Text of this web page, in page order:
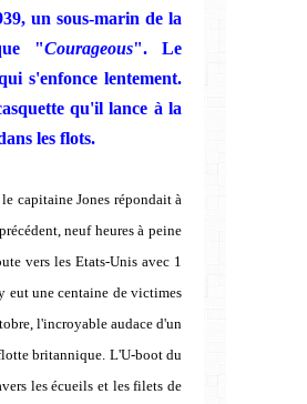
un sous-marin de la
"Courageous". Le
s'enfonce lentement.
qu'il lance à la
les flots.
capitaine Jones répondait à
neuf heures à peine
vers les Etats-Unis avec 1
eut une centaine de victimes
l'incroyable audace d'un
britannique. L'U-boot du
les écueils et les filets de